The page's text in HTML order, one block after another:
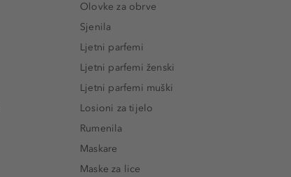
Olovke za obrve
Sjenila
Ljetni parfemi
Ljetni parfemi ženski
Ljetni parfemi muški
Losioni za tijelo
Rumenila
Maskare
Maske za lice